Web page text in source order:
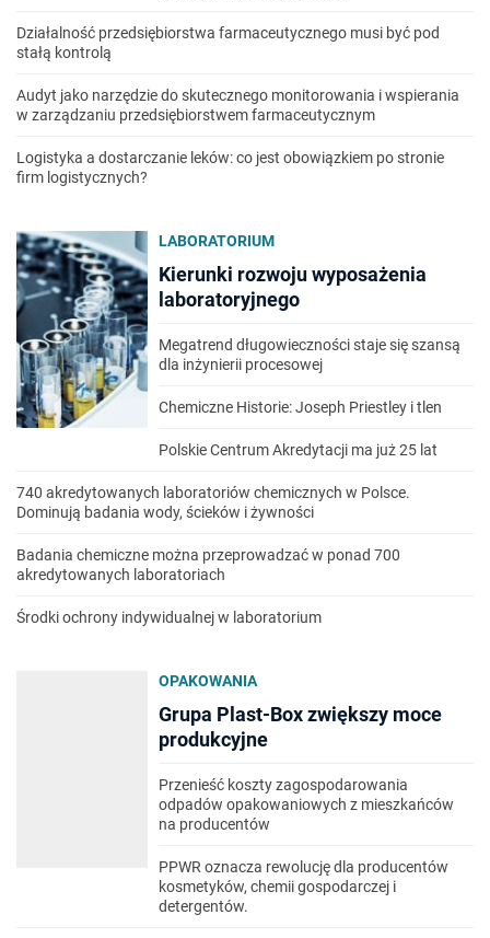
Działalność przedsiębiorstwa farmaceutycznego musi być pod
stałą kontrolą
Audyt jako narzędzie do skutecznego monitorowania i wspierania
w zarządzaniu przedsiębiorstwem farmaceutycznym
Logistyka a dostarczanie leków: co jest obowiązkiem po stronie
firm logistycznych?
LABORATORIUM
Kierunki rozwoju wyposażenia
laboratoryjnego
Megatrend długowieczności staje się szansą
dla inżynierii procesowej
Chemiczne Historie: Joseph Priestley i tlen
Polskie Centrum Akredytacji ma już 25 lat
740 akredytowanych laboratoriów chemicznych w Polsce.
Dominują badania wody, ścieków i żywności
Badania chemiczne można przeprowadzać w ponad 700
akredytowanych laboratoriach
Środki ochrony indywidualnej w laboratorium
OPAKOWANIA
Grupa Plast-Box zwiększy moce
produkcyjne
Przenieść koszty zagospodarowania
odpadów opakowaniowych z mieszkańców
na producentów
PPWR oznacza rewolucję dla producentów
kosmetyków, chemii gospodarczej i
detergentów.